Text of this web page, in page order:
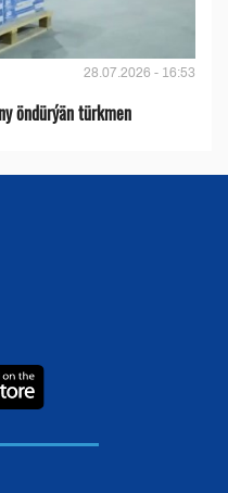
28.07.2026 - 16:53
öndürýän türkmen